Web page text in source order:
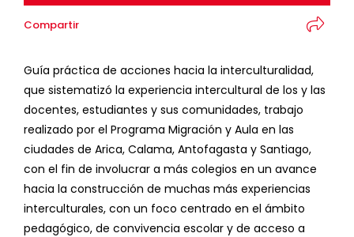
Compartir
Guía práctica de acciones hacia la interculturalidad,
que sistematizó la experiencia intercultural de los y las
docentes, estudiantes y sus comunidades, trabajo
realizado por el Programa Migración y Aula en las
ciudades de Arica, Calama, Antofagasta y Santiago,
con el fin de involucrar a más colegios en un avance
hacia la construcción de muchas más experiencias
interculturales, con un foco centrado en el ámbito
pedagógico, de convivencia escolar y de acceso a